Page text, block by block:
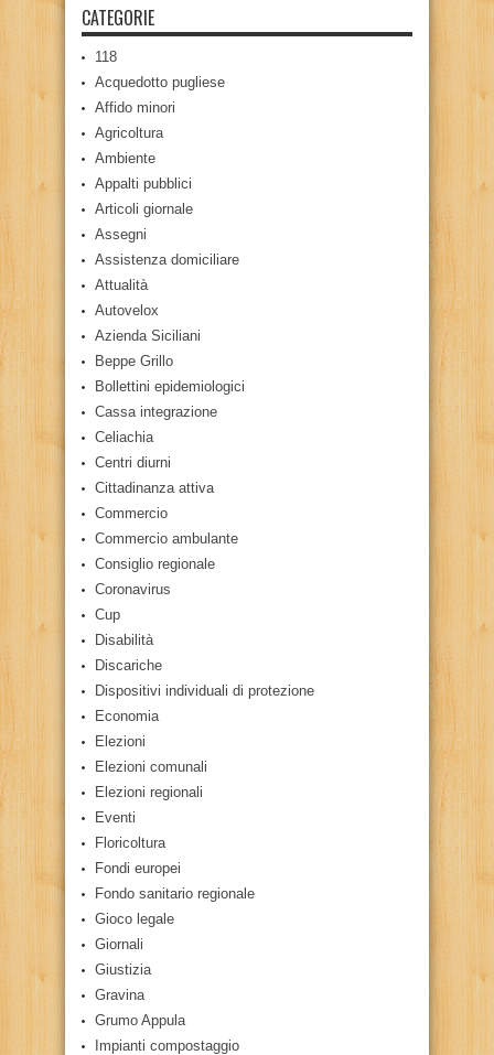
CATEGORIE
118
Acquedotto pugliese
Affido minori
Agricoltura
Ambiente
Appalti pubblici
Articoli giornale
Assegni
Assistenza domiciliare
Attualità
Autovelox
Azienda Siciliani
Beppe Grillo
Bollettini epidemiologici
Cassa integrazione
Celiachia
Centri diurni
Cittadinanza attiva
Commercio
Commercio ambulante
Consiglio regionale
Coronavirus
Cup
Disabilità
Discariche
Dispositivi individuali di protezione
Economia
Elezioni
Elezioni comunali
Elezioni regionali
Eventi
Floricoltura
Fondi europei
Fondo sanitario regionale
Gioco legale
Giornali
Giustizia
Gravina
Grumo Appula
Impianti compostaggio